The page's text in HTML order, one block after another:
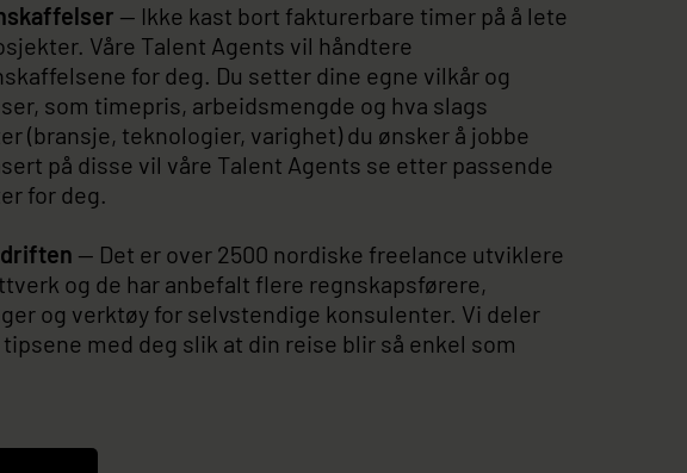
— Ikke kast bort fakturerbare timer på å lete
Våre Talent Agents vil håndtere
for deg. Du setter dine egne vilkår og
som timepris, arbeidsmengde og hva slags
(bransje, teknologier, varighet) du ønsker å jobbe
på disse vil våre Talent Agents se etter passende
for deg.
— Det er over 2500 nordiske freelance utviklere
og de har anbefalt flere regnskapsførere,
og verktøy for selvstendige konsulenter. Vi deler
med deg slik at din reise blir så enkel som